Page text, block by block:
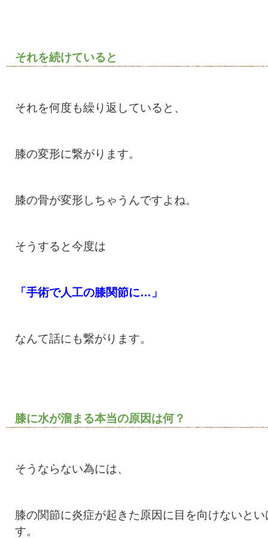
それを続けていると
それを何度も繰り返していると、
膝の変形に繋がります。
膝の骨が変形しちゃうんですよね。
そうすると今度は
「手術で人工の膝関節に…」
なんて話にも繋がります。
膝に水が溜まる本当の原因は何？
そうならない為には、
膝の関節に炎症が起きた原因に目を向けないと
す。